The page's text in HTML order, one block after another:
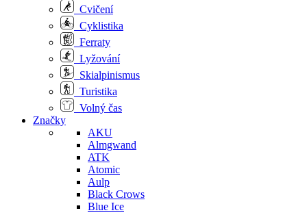
Cvičení
Cyklistika
Ferraty
Lyžování
Skialpinismus
Turistika
Volný čas
Značky
AKU
Almgwand
ATK
Atomic
Aulp
Black Crows
Blue Ice